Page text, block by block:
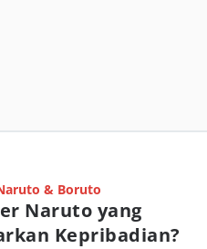
& Boruto
Naruto yang
Kepribadian?